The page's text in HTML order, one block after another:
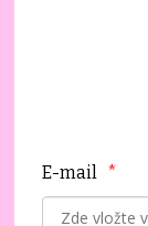
E-mail *